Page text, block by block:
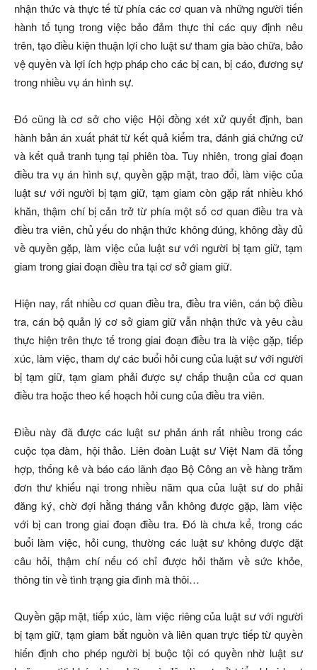
nhận thức và thực tế từ phía các cơ quan và những người tiến
hành tố tụng trong việc bảo đảm thực thi các quy định nêu
trên, tạo điều kiện thuận lợi cho luật sư tham gia bào chữa, bảo
vệ quyền và lợi ích hợp pháp cho các bị can, bị cáo, đương sự
trong nhiều vụ án hình sự.
Ðó cũng là cơ sở cho việc Hội đồng xét xử quyết định, ban
hành bản án xuất phát từ kết quả kiểm tra, đánh giá chứng cứ
và kết quả tranh tụng tại phiên tòa. Tuy nhiên, trong giai đoạn
điều tra vụ án hình sự, quyền gặp mặt, trao đổi, làm việc của
luật sư với người bị tạm giữ, tạm giam còn gặp rất nhiều khó
khăn, thậm chí bị cản trở từ phía một số cơ quan điều tra và
điều tra viên, chủ yếu do nhận thức không đúng, không đầy đủ
về quyền gặp, làm việc của luật sư với người bị tạm giữ, tạm
giam trong giai đoạn điều tra tại cơ sở giam giữ.
Hiện nay, rất nhiều cơ quan điều tra, điều tra viên, cán bộ điều
tra, cán bộ quản lý cơ sở giam giữ vẫn nhận thức và yêu cầu
thực hiện trên thực tế trong giai đoạn điều tra là việc gặp, tiếp
xúc, làm việc, tham dự các buổi hỏi cung của luật sư với người
bị tạm giữ, tạm giam phải được sự chấp thuận của cơ quan
điều tra hoặc theo kế hoạch hỏi cung của điều tra viên.
Ðiều này đã được các luật sư phản ánh rất nhiều trong các
cuộc tọa đàm, hội thảo. Liên đoàn Luật sư Việt Nam đã tổng
hợp, thống kê và báo cáo lãnh đạo Bộ Công an về hàng trăm
đơn thư khiếu nại trong nhiều năm qua của luật sư do phải
đăng ký, chờ đợi hằng tháng vẫn không được gặp, làm việc
với bị can trong giai đoạn điều tra. Ðó là chưa kể, trong các
buổi làm việc, hỏi cung, thường các luật sư không được đặt
câu hỏi, thậm chí nếu có chỉ được hỏi thăm về sức khỏe,
thông tin về tình trạng gia đình mà thôi…
Quyền gặp mặt, tiếp xúc, làm việc riêng của luật sư với người
bị tạm giữ, tạm giam bắt nguồn và liên quan trực tiếp từ quyền
hiến định cho phép người bị buộc tội có quyền nhờ luật sư